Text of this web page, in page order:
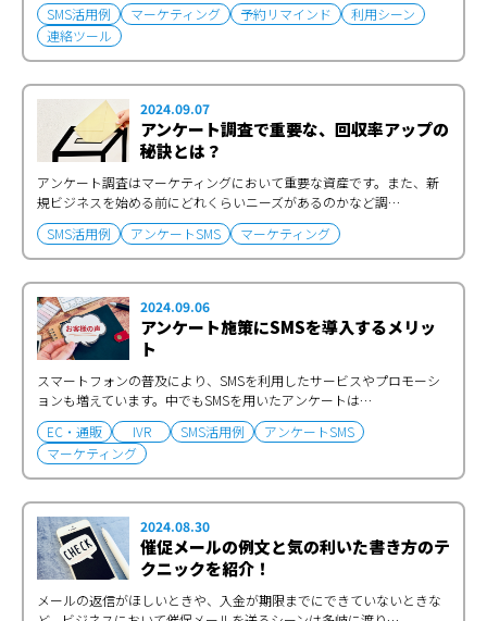
SMS活用例
マーケティング 予約リマインド
利用シーン
連絡ツール
2024.09.07
アンケート調査で重要な、回収率アップの
秘訣とは？
アンケート調査はマーケティングにおいて重要な資産です。また、新
規ビジネスを始める前にどれくらいニーズがあるのかなど調…
SMS活用例
アンケートSMS マーケティング
2024.09.06
アンケート施策にSMSを導入するメリッ
ト
スマートフォンの普及により、SMSを利用したサービスやプロモーシ
ョンも増えています。中でもSMSを用いたアンケートは…
EC・通販
IVR SMS活用例
アンケートSMS
マーケティング
2024.08.30
催促メールの例文と気の利いた書き方のテ
クニックを紹介！
メールの返信がほしいときや、入金が期限までにできていないときな